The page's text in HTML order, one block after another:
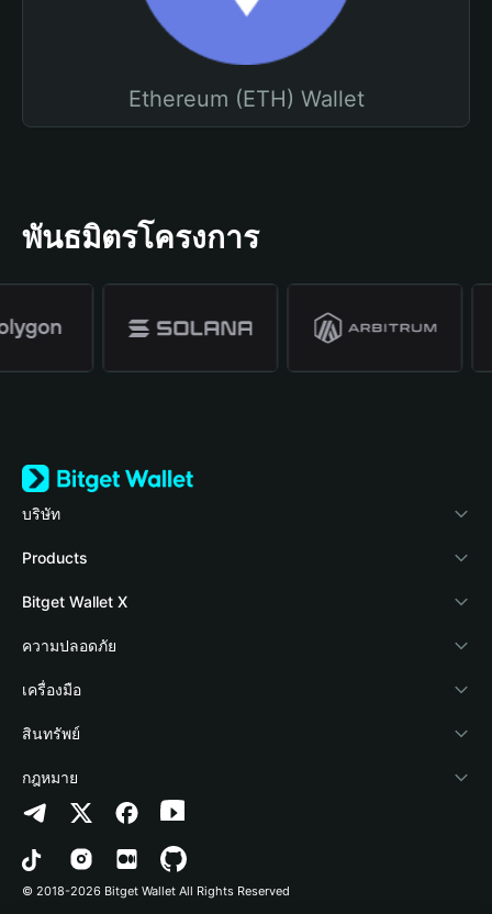
Ethereum (ETH) Wallet
พันธมิตรโครงการ
บริษัท
เกี่ยวกับ Bitget Wallet
Blog
Academy
ข่าวสารด้านคริปโต
ศูนย์ช่วยเหลือ
ติดต่อเรา
ทรัพยากรข้อมูลของแบรนด์
อาชีพ
Products
Crypto Card
Stablecoin Earn
Payfi Crypto
Crypto Swap API
Altcoin Season Index
Prediction Markets
DApp
Bitget Wallet X
นักพัฒนา
เชื่อมต่อ Wallet
Bitget Wallet Pay
ลิสต์โปรเจกต์
ความปลอดภัย
Protection Fund
เทคโนโลยีความปลอดภัย
เครื่องมือ
ซื้อคริปโต
การตรวจจับการอนุญาต
การตรวจจับสัญญา
การโอนเป็นชุด
สินทรัพย์
Arbitrum
Avalanche
Bitcoin
กฎหมาย
นโยบายความเป็นส่วนตัว
ข้อตกลงในการใช้บริการ
© 2018-2026 Bitget Wallet All Rights Reserved